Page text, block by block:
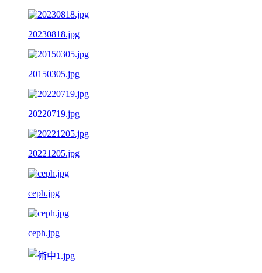
20230818.jpg
20150305.jpg
20220719.jpg
20221205.jpg
ceph.jpg
ceph.jpg